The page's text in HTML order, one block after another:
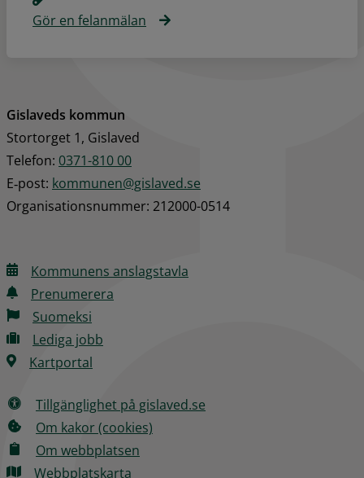
Gör en felanmälan
Gislaveds kommun
Stortorget 1, Gislaved
Telefon: 0371-810 00
E‑post: kommunen@gislaved.se
Organisationsnummer: 212000-0514
Kommunens anslagstavla
Prenumerera
Suomeksi
Lediga jobb
Kartportal
Tillgänglighet på gislaved.se
Om kakor (cookies)
Om webbplatsen
Webbplatskarta